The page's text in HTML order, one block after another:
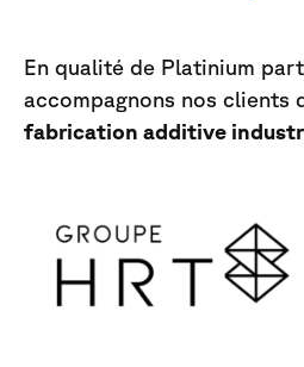
En qualité de Platinium
accompagnons nos clients
fabrication additive